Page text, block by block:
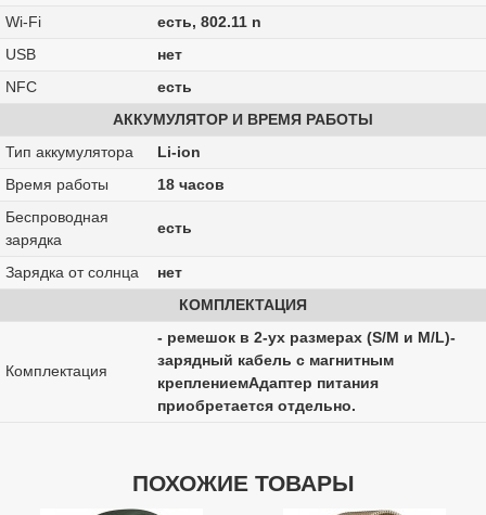
Wi-Fi
есть, 802.11 n
USB
нет
NFC
есть
АККУМУЛЯТОР И ВРЕМЯ РАБОТЫ
Тип аккумулятора
Li-ion
Время работы
18 часов
Беспроводная
зарядка
есть
Зарядка от солнца
нет
КОМПЛЕКТАЦИЯ
Комплектация
- ремешок в 2-ух размерах (S/M и M/L)-
зарядный кабель с магнитным
креплениемАдаптер питания
приобретается отдельно.
ПОХОЖИЕ ТОВАРЫ